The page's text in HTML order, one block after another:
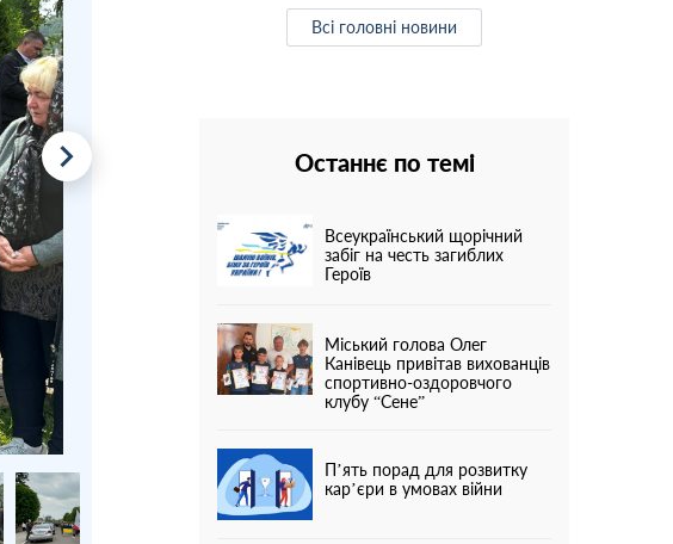
Всі головні новини
Останнє по темі
Всеукраїнський щорічний
забіг на честь загиблих
Героїв
Міський голова Олег
Канівець привітав вихованців
спортивно-оздоровчого
клубу “Сене”
П’ять порад для розвитку
кар’єри в умовах війни